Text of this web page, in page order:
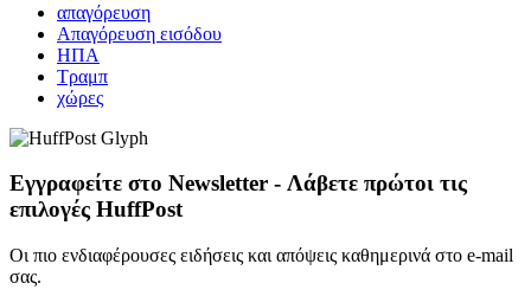
απαγόρευση
Απαγόρευση εισόδου
ΗΠΑ
Τραμπ
χώρες
Εγγραφείτε στο Newsletter - Λάβετε πρώτοι τις
επιλογές HuffPost
Οι πιο ενδιαφέρουσες ειδήσεις και απόψεις καθημερινά στο e-mail
σας.